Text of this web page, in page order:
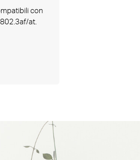
con
at.